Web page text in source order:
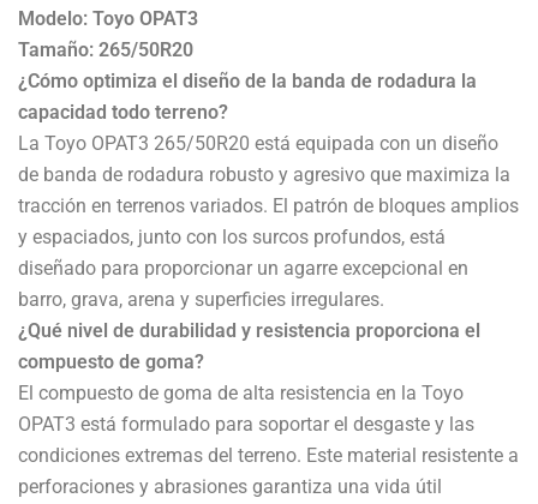
Modelo: Toyo OPAT3
Tamaño: 265/50R20
¿Cómo optimiza el diseño de la banda de rodadura la
capacidad todo terreno?
La Toyo OPAT3 265/50R20 está equipada con un diseño
de banda de rodadura robusto y agresivo que maximiza la
tracción en terrenos variados. El patrón de bloques amplios
y espaciados, junto con los surcos profundos, está
diseñado para proporcionar un agarre excepcional en
barro, grava, arena y superficies irregulares.
¿Qué nivel de durabilidad y resistencia proporciona el
compuesto de goma?
El compuesto de goma de alta resistencia en la Toyo
OPAT3 está formulado para soportar el desgaste y las
condiciones extremas del terreno. Este material resistente a
perforaciones y abrasiones garantiza una vida útil